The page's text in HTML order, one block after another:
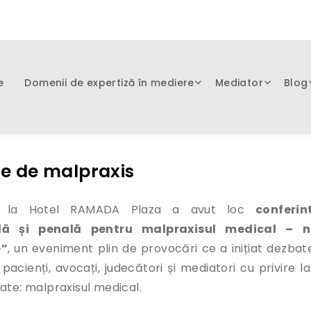
Domenii de expertiză în mediere Mediator Blog
de malpraxis
la Hotel RAMADA Plaza a avut loc
și penală pentru malpraxisul medical –
, un eveniment plin de provocări ce a inițiat
avocați, judecători și mediatori cu privire
malpraxisul medical.